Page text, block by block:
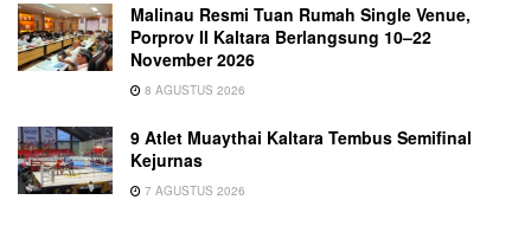
Malinau Resmi Tuan Rumah Single Venue,
Porprov II Kaltara Berlangsung 10–22
November 2026
8 AGUSTUS 2026
9 Atlet Muaythai Kaltara Tembus Semifinal
Kejurnas
7 AGUSTUS 2026